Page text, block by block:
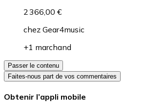
2 366,00 €
chez Gear4music
+1 marchand
Passer le contenu
Faites-nous part de vos commentaires
Obtenir l’appli mobile